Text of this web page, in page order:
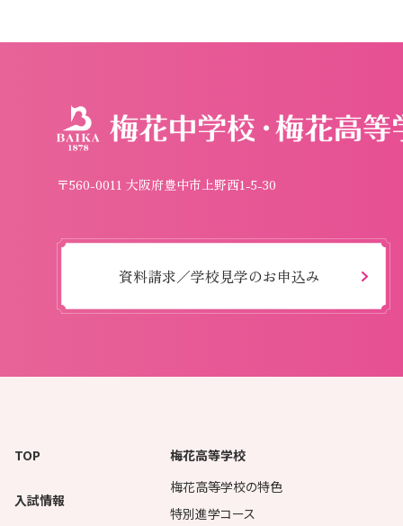
〒560-0011 大阪府豊中市上野西1-5-30
資料請求／学校見学のお申込み
TOP
入試情報
梅花高等学校
梅花高等学校の特色
特別進学コース